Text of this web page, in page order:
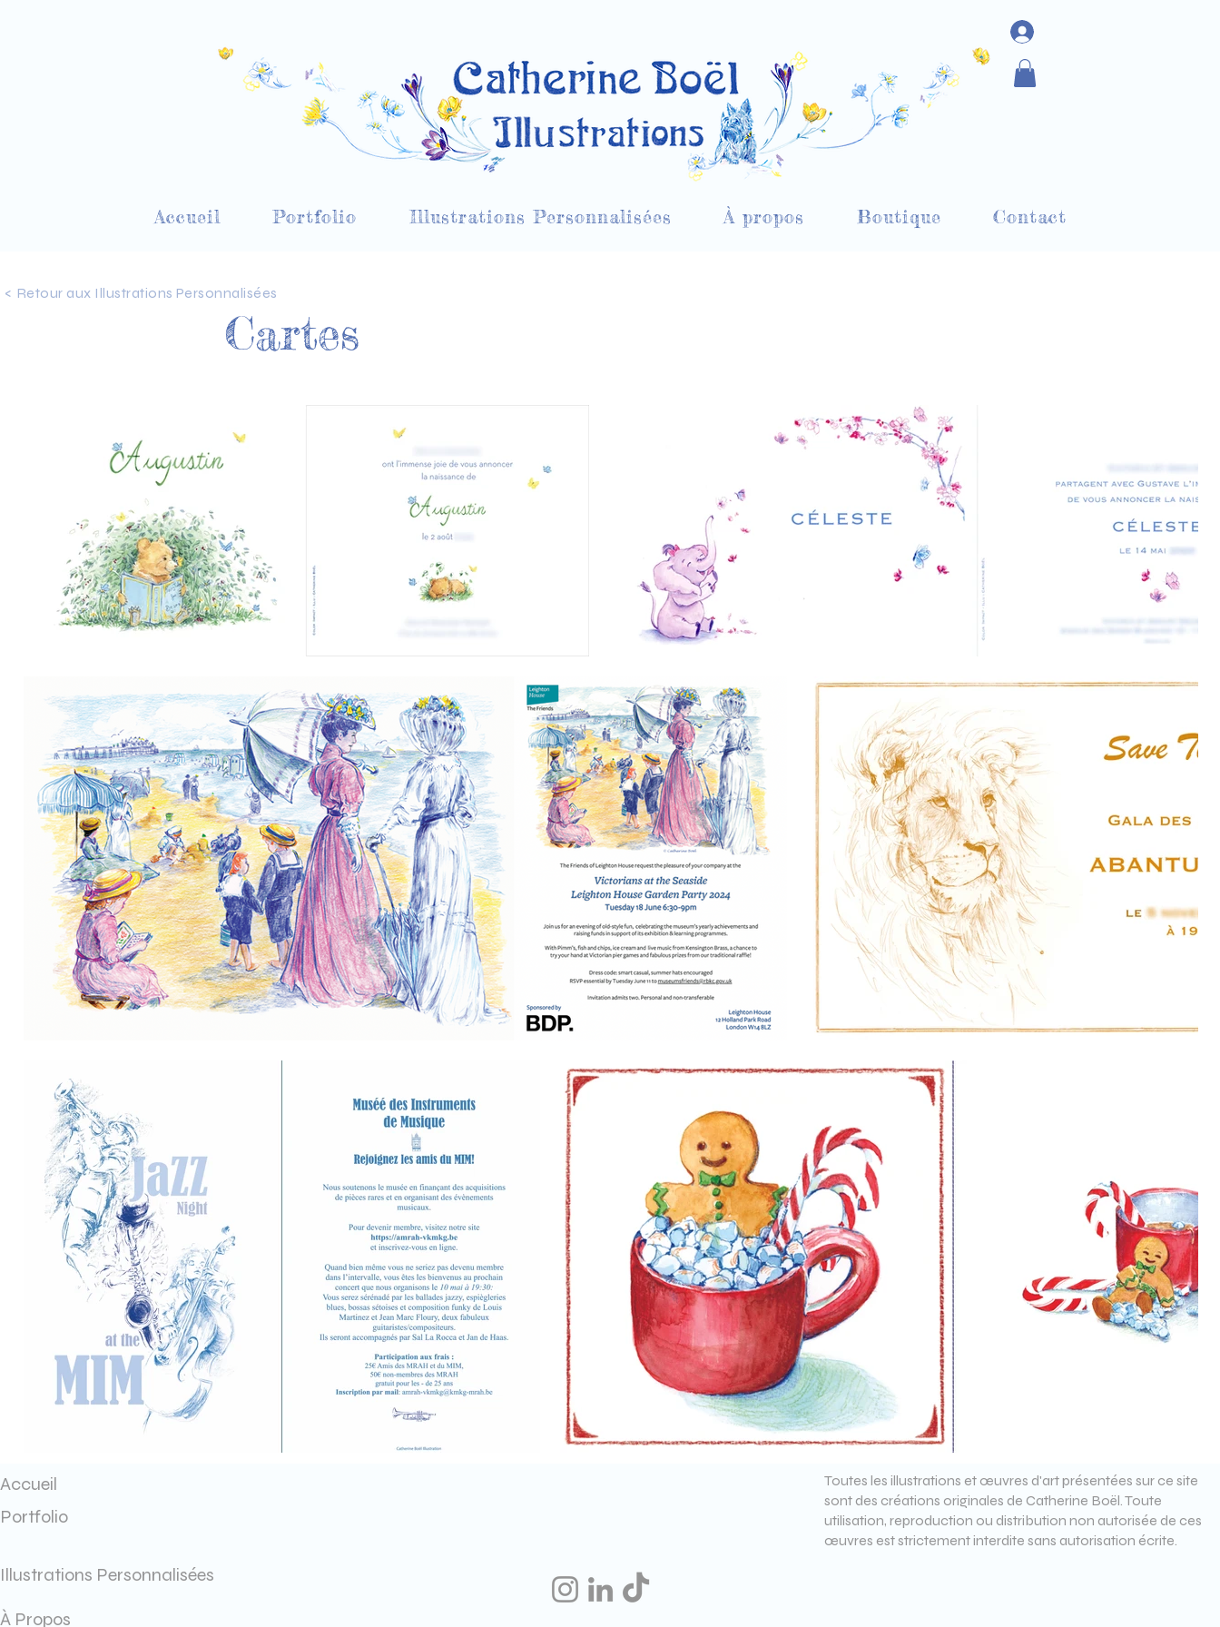
Accueil Portfolio Illustrations Personnalisées À propos Boutique Contact
< Retour aux Illustrations Personnalisées
Cartes
Accueil
Portfolio
Illustrations Personnalisées
À Propos
Toutes les illustrations et œuvres d'art présentées sur ce site
sont des créations originales de Catherine Boël. Toute
utilisation, reproduction ou distribution non autorisée de ces
œuvres est strictement interdite sans autorisation écrite.